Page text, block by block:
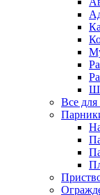
Все для